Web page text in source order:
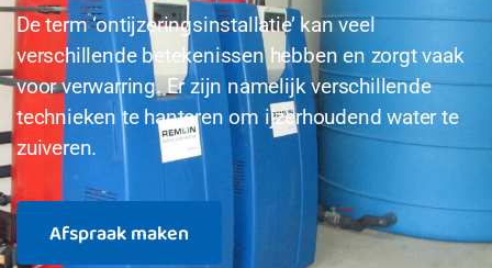
De term ‘ontijzeringsinstallatie’ kan veel
verschillende betekenissen hebben en zorgt vaak
voor verwarring. Er zijn namelijk verschillende
technieken te hanteren om ijzerhoudend water te
zuiveren.
Afspraak maken